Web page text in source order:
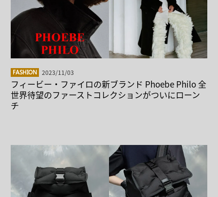
FASHION 2023/11/03
フィービー・ファイロの新ブランド Phoebe Philo 全
世界待望のファーストコレクションがついにローン
チ